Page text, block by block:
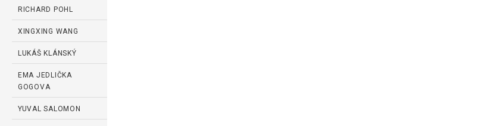
RICHARD POHL
XINGXING WANG
LUKÁŠ KLÁNSKÝ
EMA JEDLIČKA
GOGOVA
YUVAL SALOMON